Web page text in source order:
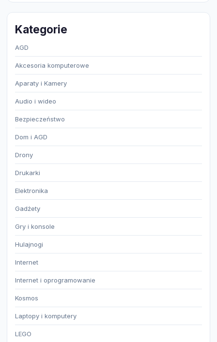
Kategorie
AGD
Akcesoria komputerowe
Aparaty i Kamery
Audio i wideo
Bezpieczeństwo
Dom i AGD
Drony
Drukarki
Elektronika
Gadżety
Gry i konsole
Hulajnogi
Internet
Internet i oprogramowanie
Kosmos
Laptopy i komputery
LEGO